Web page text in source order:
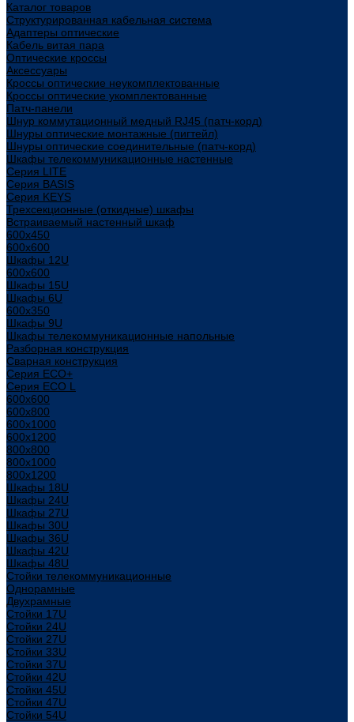
Каталог товаров
Структурированная кабельная система
Адаптеры оптические
Кабель витая пара
Оптические кроссы
Аксессуары
Кроссы оптические неукомплектованные
Кроссы оптические укомплектованные
Патч-панели
Шнур коммутационный медный RJ45 (патч-корд)
Шнуры оптические монтажные (пигтейл)
Шнуры оптические соединительные (патч-корд)
Шкафы телекоммуникационные настенные
Cерия LITE
Cерия BASIS
Cерия KEYS
Трехсекционные (откидные) шкафы
Встраиваемый настенный шкаф
600x450
600x600
Шкафы 12U
600x600
Шкафы 15U
Шкафы 6U
600x350
Шкафы 9U
Шкафы телекоммуникационные напольные
Разборная конструкция
Сварная конструкция
Серия ECO+
Серия ECO L
600x600
600x800
600х1000
600х1200
800x800
800х1000
800х1200
Шкафы 18U
Шкафы 24U
Шкафы 27U
Шкафы 30U
Шкафы 36U
Шкафы 42U
Шкафы 48U
Стойки телекоммуникационные
Однорамные
Двухрамные
Стойки 17U
Стойки 24U
Стойки 27U
Стойки 33U
Стойки 37U
Стойки 42U
Стойки 45U
Стойки 47U
Стойки 54U